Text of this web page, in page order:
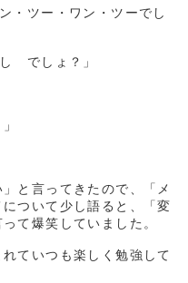
・ツー・ワン・ツーでし
でしょ？」
と言ってきたので、「メ
ついて少し語ると、「変
て爆笑していました。
ていつも楽しく勉強して